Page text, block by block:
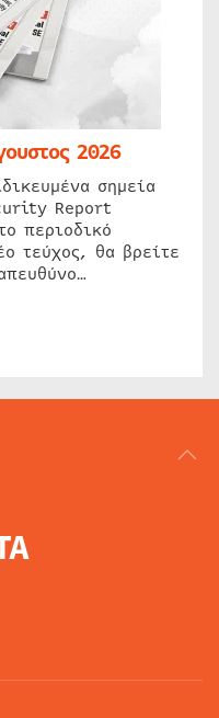
2026
σημεία
Report
περιοδικό
τεύχος, θα βρείτε